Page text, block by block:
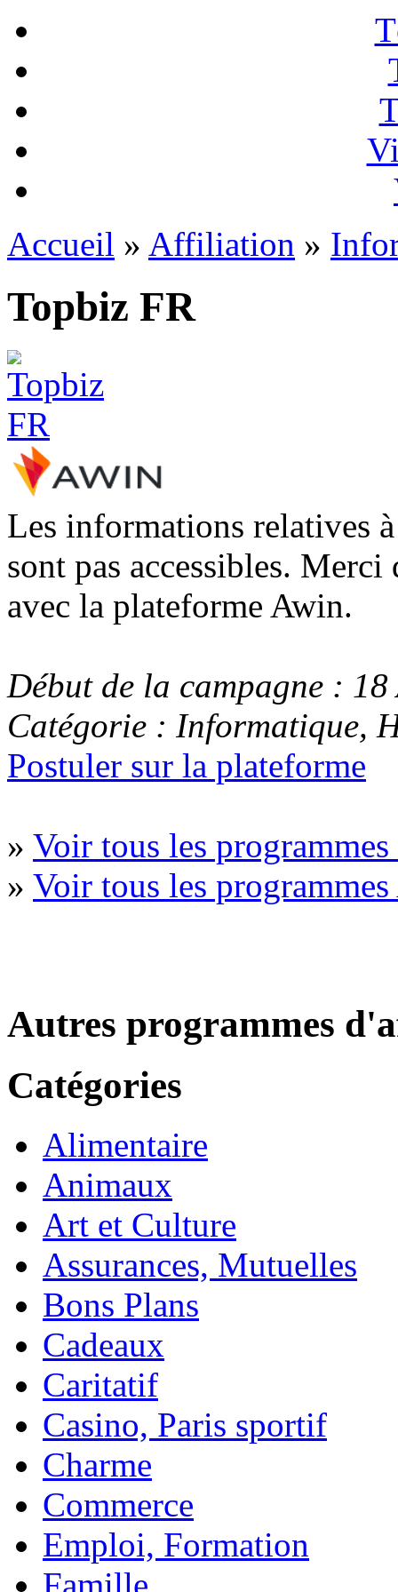
Accueil » Affiliation »
Topbiz FR
Les informations relatives
sont pas accessibles.
avec la plateforme Awin.
Début de la campagne :
Catégorie : Informatique,
Postuler sur la plateforme
» Voir tous les
» Voir tous les
Autres programmes
Catégories
Alimentaire
Animaux
Art et Culture
Assurances, Mutuelles
Bons Plans
Cadeaux
Caritatif
Casino, Paris sportif
Charme
Commerce
Emploi, Formation